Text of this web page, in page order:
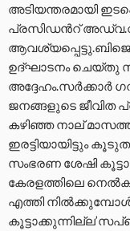
അടിയന്തരമായി
പ്രസിഡന്‍റ്
ഉദ്ഘാടനം ചെയ്തു
അദ്ദേഹം.സർക്കാർ
ജനങ്ങളുടെ ജീവിത
കഴിഞ്ഞ നാല്
ഇരട്ടിയായിട്ടും
സംഭരണ ശേഷി
കേരളത്തിലെ
എത്തി